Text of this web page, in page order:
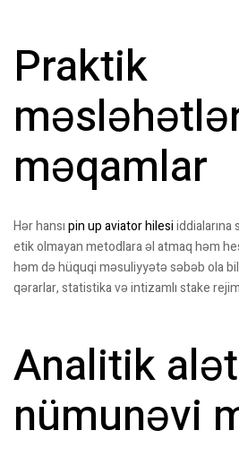
Praktik
məqamlar
Hər hansıpin up aviator hilesiiddialarına
etik olmayan metodlara əl atmaq həm
həm də hüquqi məsuliyyətə səbəb ola
qərarlar, statistika və intizamlı stake
Analitik
nümunəvi